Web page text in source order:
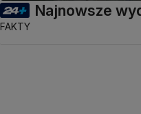
Najnowsze
FAKTY